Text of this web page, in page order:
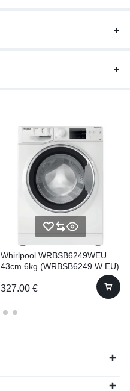
Whirlpool WRBSB6249WEU
43cm 6kg (WRBSB6249 W EU)
327.00 €